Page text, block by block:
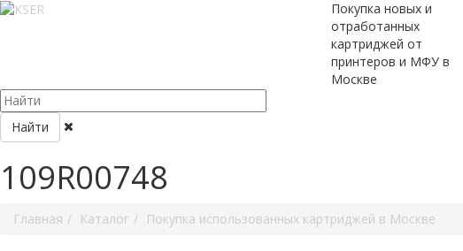
Покупка новых и
отработанных
картриджей от
принтеров и МФУ в
Москве
Найти
109R00748
Главная Каталог Покупка использованных картриджей в Москве